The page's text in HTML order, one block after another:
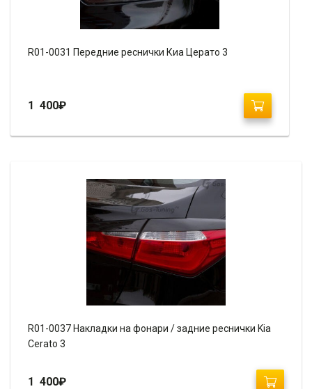
R01-0031 Передние реснички Киа Церато 3
1 400₽
R01-0037 Накладки на фонари / задние реснички Kia
Cerato 3
1 400₽